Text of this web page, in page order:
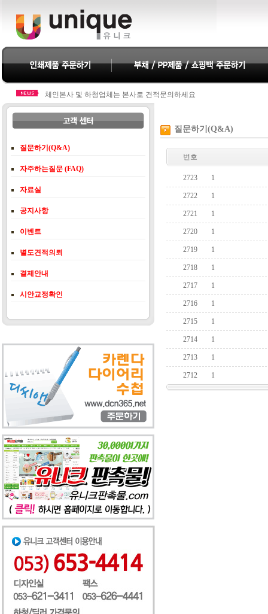
체인본사 및 하청업체는 본사로 견적문의하세요
체인본사 및 하청업체는 본사로 견적문의하세요
질문하기(Q&A)
자주하는질문 (FAQ)
자료실
공지사항
이벤트
별도견적의뢰
결제안내
시안교정확인
질문하기(Q&A)
번호
2723 1
2722 1
2721 1
2720 1
2719 1
2718 1
2717 1
2716 1
2715 1
2714 1
2713 1
2712 1